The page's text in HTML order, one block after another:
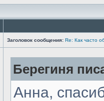
Заголовок сообщения: Re: Как часто
Берегиня
Анна,